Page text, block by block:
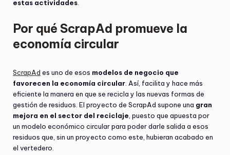
estas actividades
Por qué ScrapAd promueve la
economía circular
ScrapAd es uno de esos modelos de negocio que
favorecen la economía circular . Así, facilita y hace más
eficiente la manera en que se recicla y las nuevas formas de
gestión de residuos. El proyecto de ScrapAd supone una gran
mejora en el sector del reciclaje , puesto que apuesta por
un modelo económico circular para poder darle salida a esos
residuos que, sin un proyecto como este, hubieran acabado en
el vertedero.